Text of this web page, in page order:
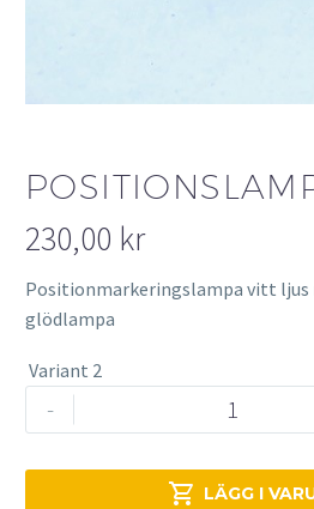
230,00 kr
Positionmarkeringslampa vitt ljus
glödlampa
Variant 2
-
Positionslampa
mängd
 LÄGG I